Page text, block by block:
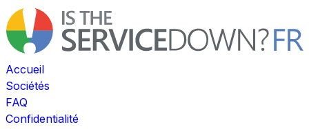
Accueil
Sociétés
FAQ
Confidentialité